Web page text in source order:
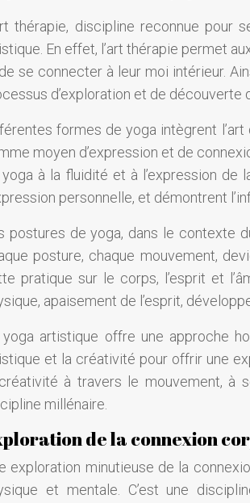
thérapie, discipline reconnue pour
En effet, l’art thérapie permet
se connecter à leur moi intérieur.
d’exploration et de découverte
formes de yoga intègrent
moyen d’expression et de
à la fluidité et à l’expression
personnelle, et démontrent
postures de yoga, dans le contexte
posture, chaque mouvement,
pratique sur le corps, l’esprit et
apaisement de l’esprit,
yoga artistique offre une approche
et la créativité pour offrir une
à travers le mouvement,
millénaire.
de la connexion
exploration minutieuse de la
et mentale. C’est une